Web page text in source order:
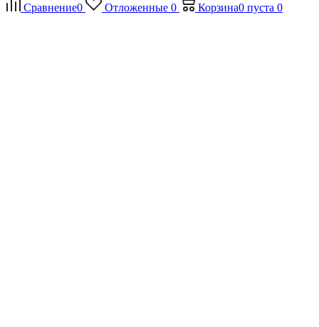
Сравнение0 Отложенные 0 Корзина0 пуста 0